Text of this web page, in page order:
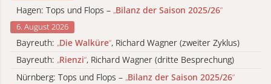
Hagen: Tops und Flops – „Bilanz der Saison 2025/26“
6. August 2026
Bayreuth: „Die Walküre“, Richard Wagner (zweiter Zyklus)
Bayreuth: „Rienzi“, Richard Wagner (dritte Besprechung)
Nürnberg: Tops und Flops – „Bilanz der Saison 2025/26“